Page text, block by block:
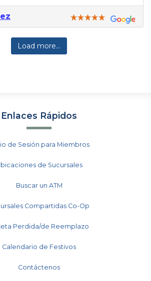
Load more...
Enlaces Rápidos
de Sesión para Miembros
de Sucursales
Buscar un ATM
Compartidas Co-Op
Perdida/de Reemplazo
Calendario de Festivos
Contáctenos